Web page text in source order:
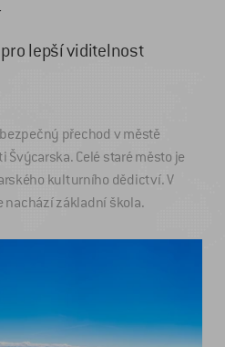
lepší viditelnost
přechod v městě
Celé staré město je
kulturního dědictví. V
základní škola.